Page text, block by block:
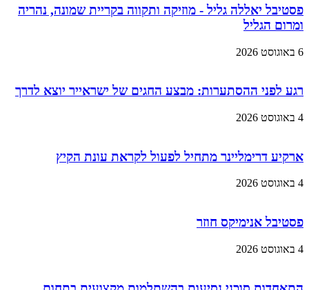
פסטיבל יאללה גליל - מוזיקה ותקווה בקריית שמונה, נהריה
ומרום הגליל
6 באוגוסט 2026
רגע לפני ההסתערות: מבצע החגים של ישראייר יוצא לדרך
4 באוגוסט 2026
ארקיע דרימליינר מתחיל לפעול לקראת עונת הקיץ
4 באוגוסט 2026
פסטיבל אנימיקס חוזר
4 באוגוסט 2026